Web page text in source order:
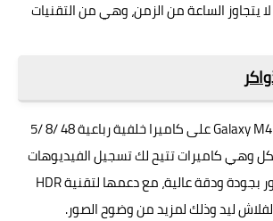
يتجاوز الساعة من الزمن، وهي من التقنيات
يحتوي Galaxy M42 5G على كاميرا خلفية رباعية 48 /8 /5
وهي كاميرات تتيح لك تسجيل الفيديوهات
وإلتقاط الصور بجودة ودقة عالية، مع دعمها لتقنية HDR
ليد وذلك لمزيد من وضوح الصور.